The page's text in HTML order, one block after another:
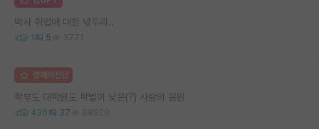
박사 취업에 대한 넋두리..
1 5 3771
명예의전당
학부도 대학원도 학벌이 낮은(?) 사람의 응원
436 37 88929